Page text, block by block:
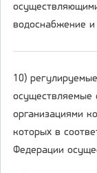
водоснабжение и
10)
осуществляемые
организациями
которых в
Федерации